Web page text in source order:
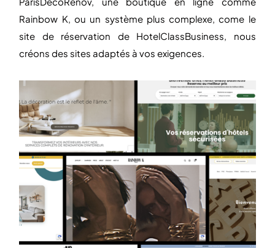
Rainbow K, ou un système plus complexe, come le
site de réservation de HotelClassBusiness, nous
créons des sites adaptés à vos exigences.